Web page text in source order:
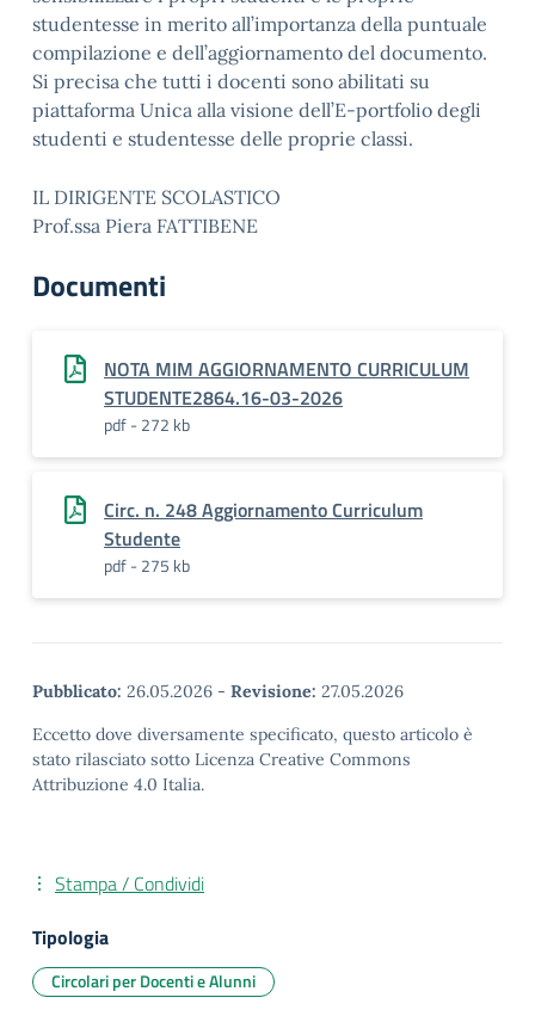
studentesse in merito all’importanza della puntuale
compilazione e dell’aggiornamento del documento.
Si precisa che tutti i docenti sono abilitati su
piattaforma Unica alla visione dell’E-portfolio degli
studenti e studentesse delle proprie classi.
IL DIRIGENTE SCOLASTICO
Prof.ssa Piera FATTIBENE
Documenti
NOTA MIM AGGIORNAMENTO CURRICULUM
STUDENTE2864.16-03-2026
pdf - 272 kb
Circ. n. 248 Aggiornamento Curriculum
Studente
pdf - 275 kb
Pubblicato: 26.05.2026 - Revisione: 27.05.2026
Eccetto dove diversamente specificato, questo articolo è
stato rilasciato sotto Licenza Creative Commons
Attribuzione 4.0 Italia.
Stampa / Condividi
Tipologia
Circolari per Docenti e Alunni